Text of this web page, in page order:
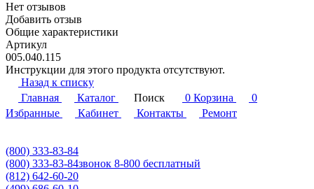
Нет отзывов
Добавить отзыв
Общие характеристики
Артикул
005.040.115
Инструкции для этого продукта отсутствуют.
Назад к списку
Главная
Каталог Поиск 0 Корзина
0
Избранные
Кабинет Контакты Ремонт
(800) 333-83-84
(800) 333-83-84звонок 8-800 бесплатный
(812) 642-60-20